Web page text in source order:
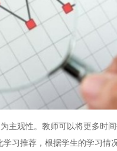
观性。教师可以将更多时间
习推荐，根据学生的学习情